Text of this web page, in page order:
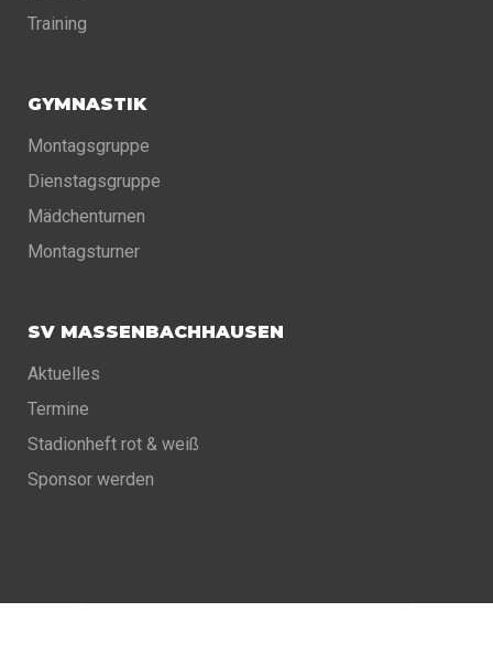
Training
GYMNASTIK
Montagsgruppe
Dienstagsgruppe
Mädchenturnen
Montagsturner
SV MASSENBACHHAUSEN
Aktuelles
Termine
Stadionheft rot & weiß
Sponsor werden